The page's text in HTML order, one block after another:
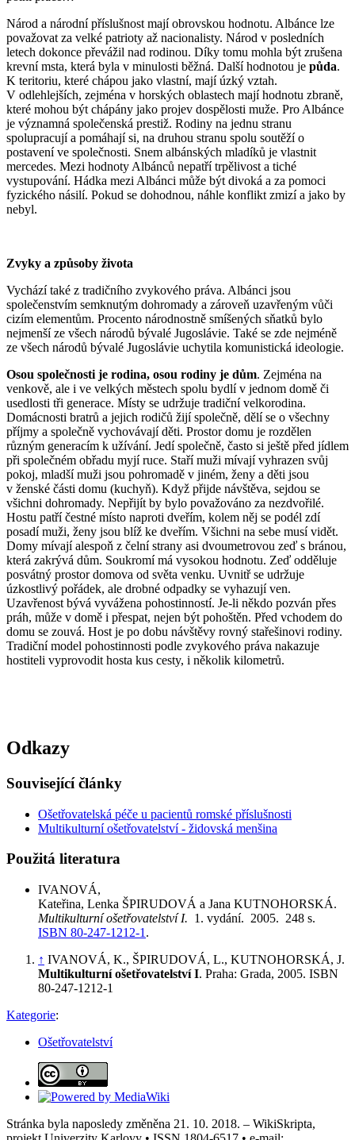
Národ a národní příslušnost mají obrovskou hodnotu. Albánce lze
považovat za velké patrioty až nacionalisty. Národ v posledních
letech dokonce převážil nad rodinou. Díky tomu mohla být zrušena
krevní msta, která byla v minulosti běžná. Další hodnotou je půda.
K teritoriu, které chápou jako vlastní, mají úzký vztah.
V odlehlejších, zejména v horských oblastech mají hodnotu zbraně,
které mohou být chápány jako projev dospělosti muže. Pro Albánce
je významná společenská prestiž. Rodiny na jednu stranu
spolupracují a pomáhají si, na druhou stranu spolu soutěží o
postavení ve společnosti. Snem albánských mladíků je vlastnit
mercedes. Mezi hodnoty Albánců nepatří trpělivost a tiché
vystupování. Hádka mezi Albánci může být divoká a za pomoci
fyzického násilí. Pokud se dohodnou, náhle konflikt zmizí a jako by
nebyl.
Zvyky a způsoby života
Vychází také z tradičního zvykového práva. Albánci jsou
společenstvím semknutým dohromady a zároveň uzavřeným vůči
cizím elementům. Procento národnostně smíšených sňatků bylo
nejmenší ze všech národů bývalé Jugoslávie. Také se zde nejméně
ze všech národů bývalé Jugoslávie uchytila komunistická ideologie.
Osou společnosti je rodina, osou rodiny je dům. Zejména na
venkově, ale i ve velkých městech spolu bydlí v jednom domě či
usedlosti tři generace. Místy se udržuje tradiční velkorodina.
Domácnosti bratrů a jejich rodičů žijí společně, dělí se o všechny
příjmy a společně vychovávají děti. Prostor domu je rozdělen
různým generacím k užívání. Jedí společně, často si ještě před jídlem
při společném obřadu myjí ruce. Staří muži mívají vyhrazen svůj
pokoj, mladší muži jsou pohromadě v jiném, ženy a děti jsou
v ženské části domu (kuchyň). Když přijde návštěva, sejdou se
všichni dohromady. Nepřijít by bylo považováno za nezdvořilé.
Hostu patří čestné místo naproti dveřím, kolem něj se podél zdí
posadí muži, ženy jsou blíž ke dveřím. Všichni na sebe musí vidět.
Domy mívají alespoň z čelní strany asi dvoumetrovou zeď s bránou,
která zakrývá dům. Soukromí má vysokou hodnotu. Zeď odděluje
posvátný prostor domova od světa venku. Uvnitř se udržuje
úzkostlivý pořádek, ale drobné odpadky se vyhazují ven.
Uzavřenost bývá vyvážena pohostinností. Je-li někdo pozván přes
práh, může v domě i přespat, nejen být pohoštěn. Před vchodem do
domu se zouvá. Host je po dobu návštěvy rovný stařešinovi rodiny.
Tradiční model pohostinnosti podle zvykového práva nakazuje
hostiteli vyprovodit hosta kus cesty, i několik kilometrů.
Odkazy
Související články
Ošetřovatelská péče u pacientů romské příslušnosti
Multikulturní ošetřovatelství - židovská menšina
Použitá literatura
IVANOVÁ,
Kateřina, Lenka ŠPIRUDOVÁ a Jana KUTNOHORSKÁ.
Multikulturní ošetřovatelství I. 1. vydání. 2005. 248 s.
ISBN 80-247-1212-1 .
↑ IVANOVÁ, K., ŠPIRUDOVÁ, L., KUTNOHORSKÁ, J.
Multikulturní ošetřovatelství I. Praha: Grada, 2005. ISBN
80-247-1212-1
Kategorie:
Ošetřovatelství
Stránka byla naposledy změněna 21. 10. 2018. – WikiSkripta,